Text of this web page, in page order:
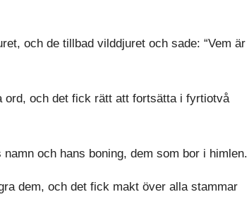
och de tillbad vilddjuret och sade: “Vem är
ord, och det fick rätt att fortsätta i fyrtiotvå
och hans boning, dem som bor i himlen.
dem, och det fick makt över alla stammar